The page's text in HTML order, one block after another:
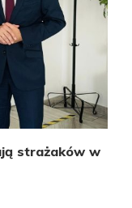
strażaków w